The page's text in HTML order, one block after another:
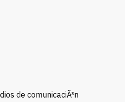
de comunicaciÃ³n